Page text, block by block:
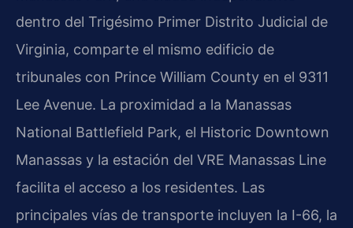
dentro del Trigésimo Primer Distrito Judicial de
Virginia, comparte el mismo edificio de
tribunales con Prince William County en el 9311
Lee Avenue. La proximidad a la Manassas
National Battlefield Park, el Historic Downtown
Manassas y la estación del VRE Manassas Line
facilita el acceso a los residentes. Las
principales vías de transporte incluyen la I-66, la